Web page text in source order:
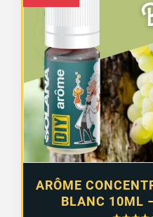
ARÔME
BLANC 10ML